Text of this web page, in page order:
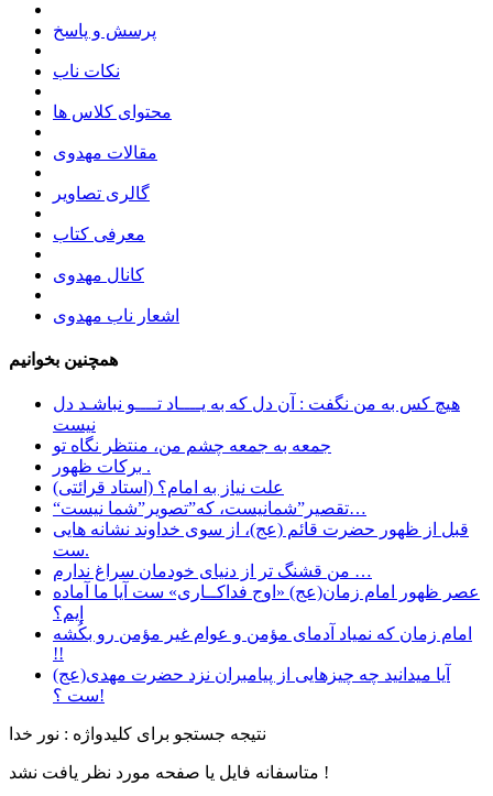
پرسش و پاسخ
نکات ناب
محتوای کلاس ها
مقالات مهدوی
گالری تصاویر
معرفی کتاب
کانال مهدوی
اشعار ناب مهدوی
همچنین بخوانیم
هیچ کس به من نگفت : آن دل که به یــــاد تــــو نباشـد دل
نیست
جمعه به جمعه چشم من، منتظر نگاه تو
برکات ظهور .
علت نیاز به امام؟ (استاد قرائتی)
“تقصیر”شمانیست، که”تصویر”شما نیست…
قبل از ظهور حضرت قائم (عج)، از سوی خداوند نشانه هایی
ست.
ﻣﻦ ﻗﺸﻨﮓ ﺗﺮ ﺍﺯ ﺩﻧﯿﺎﯼ ﺧﻮﺩﻣﺎﻥ ﺳﺮﺍﻍ ﻧﺪﺍﺭﻡ …
عصر ظهور امام زمان(عج) «اوج فداکــاری» ست آيا ما آماده
ايم؟
امام زمان که نمیاد آدمای مؤمن و عوام غیر مؤمن رو بکُشه
!!
آیا میدانید چه چیزهایی از پیامبران نزد حضرت مهدی(عج)
ست ؟!
نتیجه جستجو برای کلیدواژه : نور خدا
متاسفانه فایل یا صفحه مورد نظر یافت نشد !